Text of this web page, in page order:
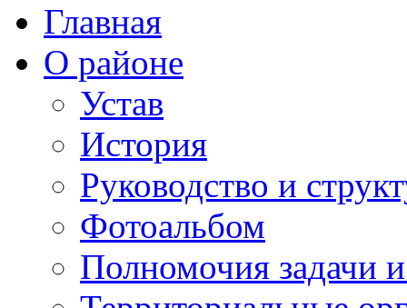
Главная
О районе
Устав
История
Руководство и
Фотоальбом
Полномочия задачи